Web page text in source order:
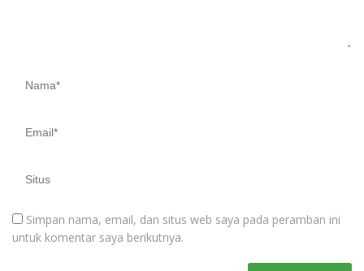
Simpan nama, email, dan situs web saya pada peramban ini
untuk komentar saya berikutnya.